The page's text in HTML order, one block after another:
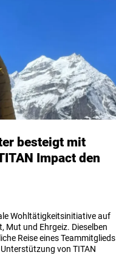
besteigt mit
Impact den
Wohltätigkeitsinitiative auf
Mut und Ehrgeiz. Dieselben
Reise eines Teammitglieds
von TITAN